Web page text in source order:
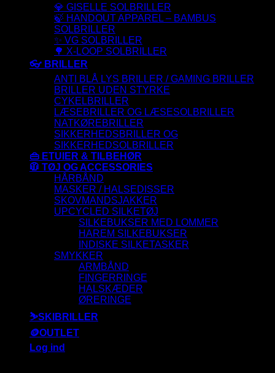
💎 GISELLE SOLBRILLER
🍃 HANDOUT APPAREL – BAMBUS
SOLBRILLER
✨ VG SOLBRILLER
🌳 X-LOOP SOLBRILLER
👓 BRILLER
ANTI BLÅ LYS BRILLER / GAMING BRILLER
BRILLER UDEN STYRKE
CYKELBRILLER
LÆSEBRILLER OG LÆSESOLBRILLER
NATKØREBRILLER
SIKKERHEDSBRILLER OG
SIKKERHEDSOLBRILLER
👜 ETUIER & TILBEHØR
🧥 TØJ OG ACCESSORIES
HÅRBÅND
MASKER / HALSEDISSER
SKOVMANDSJAKKER
UPCYCLED SILKETØJ
SILKEBUKSER MED LOMMER
HAREM SILKEBUKSER
INDISKE SILKETASKER
SMYKKER
ARMBÅND
FINGERRINGE
HALSKÆDER
ØRERINGE
⛷️SKIBRILLER
🪙OUTLET
Log ind